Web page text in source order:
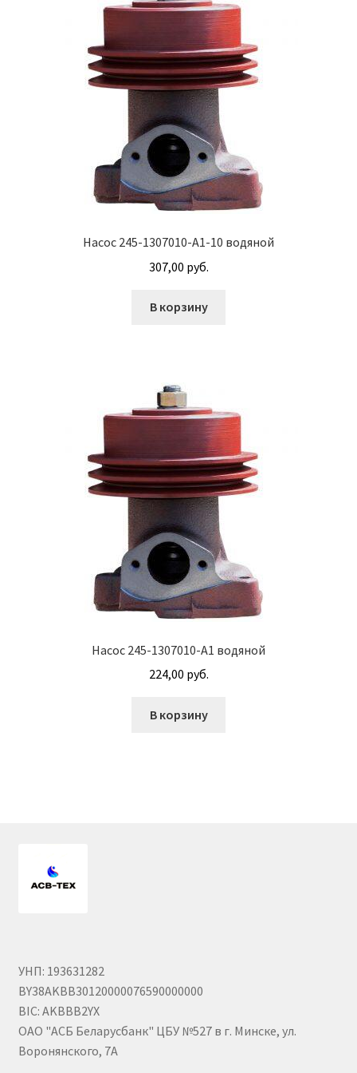
Винт с потайной головкой и с внутренним
шестигранником DIN 7991
Гайки DIN 315
Гайки DIN 6330
Гайки DIN 74361 с фланцем
Гайки DIN 934 шестигранные с крупной
Гайки DIN 985 самоконтрящие низкие
Гайки М24
Кольца стопорные
Пружины тарельчатые
Штифты
Насосы гидроусилителя АГУ
Пальцы АГУ
Пневмогидроаккумуляторы
Привод гидронасоса
Прокладки АГУ
Насос 245-1307010-А1-10 водяной
307,00 руб.
В корзину
Насос 245-1307010-А1 водяной
224,00 руб.
В корзину
УНП: 193631282
BY38AKBB30120000076590000000
BIC: AKBBB2YX
ОАО "АСБ Беларусбанк" ЦБУ №527 в г. Минске, ул.
Воронянского, 7А